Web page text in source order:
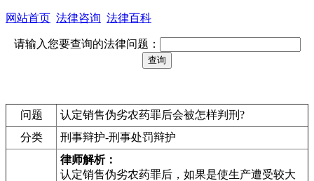
网站首页 法律咨询 法律百科
请输入您要查询的法律问题：
问题
认定销售伪劣农药罪后会被怎样判刑?
分类
刑事辩护-刑事处罚辩护
律师解析：
认定销售伪劣农药罪后，如果是使生产遭受较大